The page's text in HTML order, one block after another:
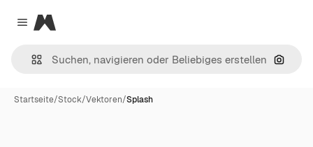
Close menu
Magnific
Nach
Startseite/Stock/Vektoren/Splash